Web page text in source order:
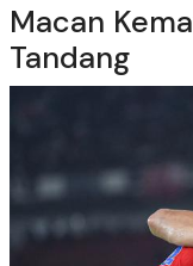
Macan
Tandang